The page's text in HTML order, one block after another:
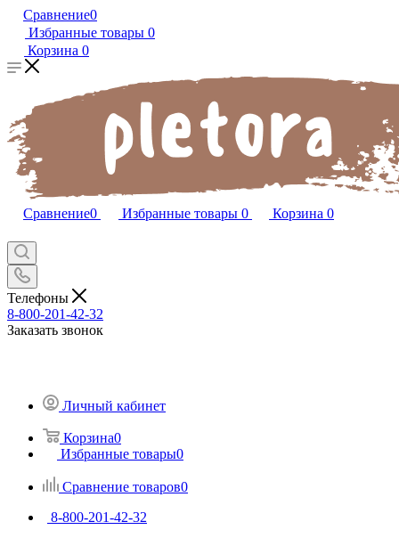
Сравнение0
Избранные товары 0
Корзина 0
Сравнение0 Избранные товары 0 Корзина 0
Телефоны
8-800-201-42-32
Заказать звонок
Личный кабинет
Корзина0
Избранные товары0
Сравнение товаров0
8-800-201-42-32